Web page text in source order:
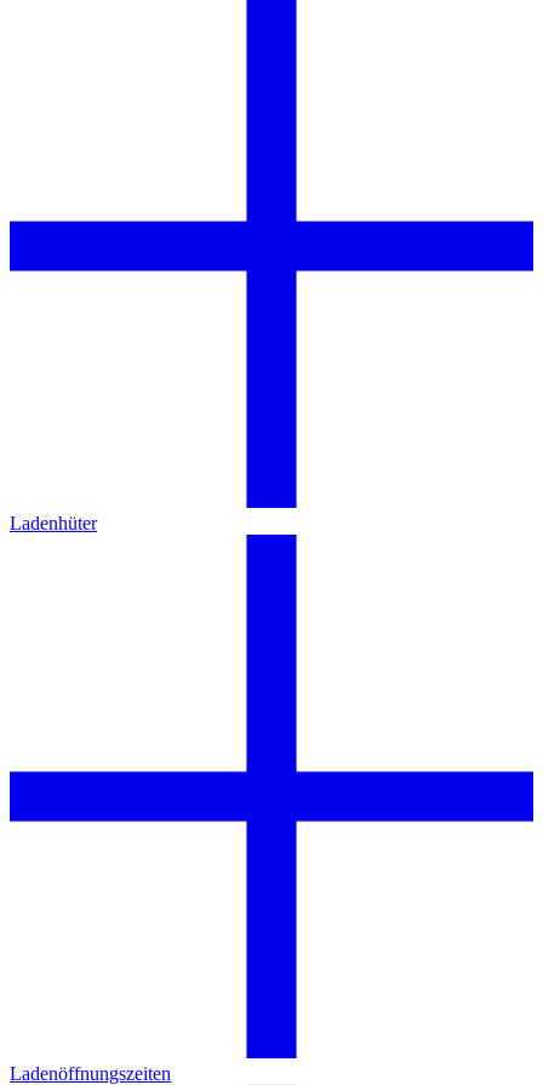
Ladenhüter
Ladenöffnungszeiten